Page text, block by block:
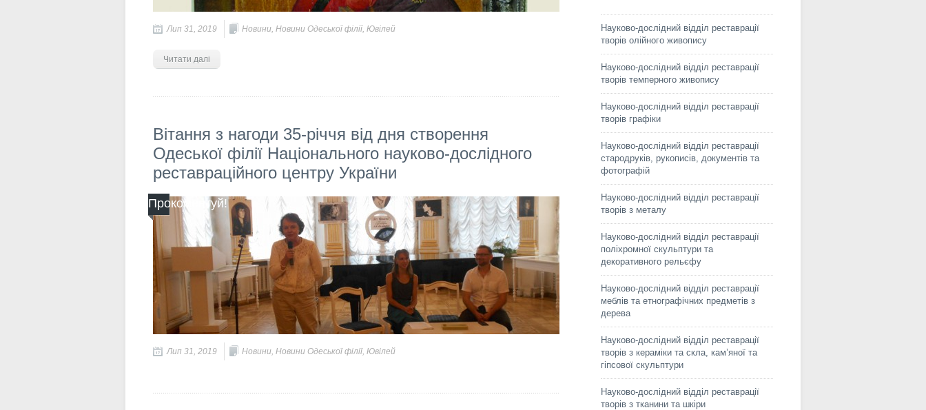
Лип 31, 2019 Новини, Новини Одеської філії, Ювілей
Читати далі
Вiтання з нагоди 35-річчя від дня створення
Одеської філії Національного науково-дослідного
реставраційного центру України
Прокоментуй!
Лип 31, 2019 Новини, Новини Одеської філії, Ювілей
Науково-дослідний відділ реставрації
творів олійного живопису
Науково-дослідний відділ реставрації
творів темперного живопису
Науково-дослідний відділ реставрації
творів графіки
Науково-дослідний відділ реставрації
стародруків, рукописів, документів та
фотографій
Науково-дослідний відділ реставрації
творів з металу
Науково-дослідний відділ реставрації
поліхромної скульптури та
декоративного рельєфу
Науково-дослідний відділ реставрації
меблів та етнографічних предметів з
дерева
Науково-дослідний відділ реставрації
творів з кераміки та скла, кам’яної та
гіпсової скульптури
Науково-дослідний відділ реставрації
творів з тканини та шкіри